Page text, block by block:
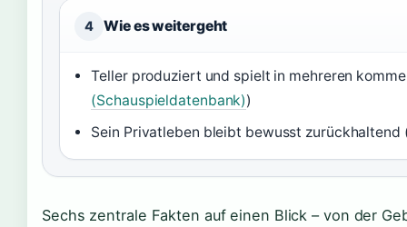
4 Wie es weitergeht
Teller produziert und spielt in mehreren
(Schauspieldatenbank))
Sein Privatleben bleibt bewusst zurückhaltend
Sechs zentrale Fakten auf einen Blick – von der